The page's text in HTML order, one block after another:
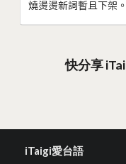
燒燙燙新詞暫且下架。
快分享
iTaigi愛台語